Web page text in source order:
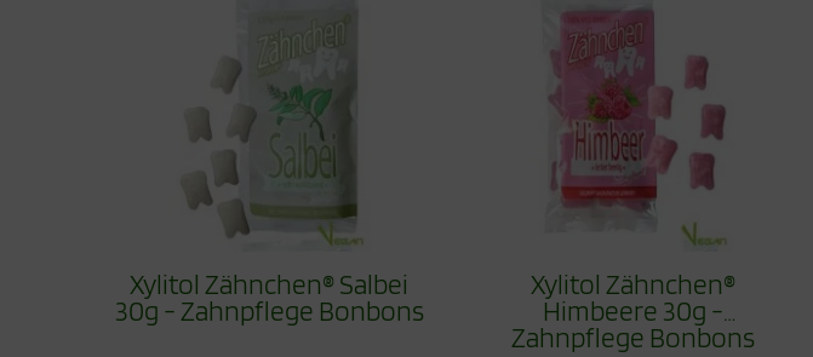
Xylitol Zähnchen® Salbei
30g - Zahnpflege Bonbons
Xylitol Zähnchen®
Himbeere 30g -
Zahnpflege Bonbons